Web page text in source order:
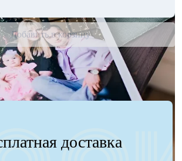
Добавить в корзину
доставка